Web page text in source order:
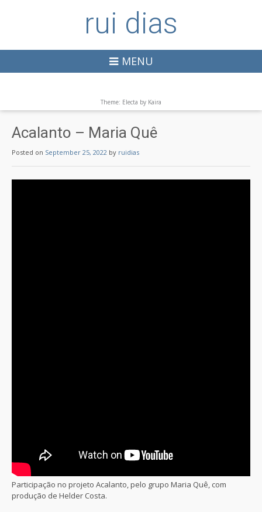
rui dias
MENU
Theme: Electa by Kaira
Acalanto – Maria Quê
Posted on September 25, 2022 by ruidias
Participação no projeto Acalanto, pelo grupo Maria Quê, com
produção de Helder Costa.